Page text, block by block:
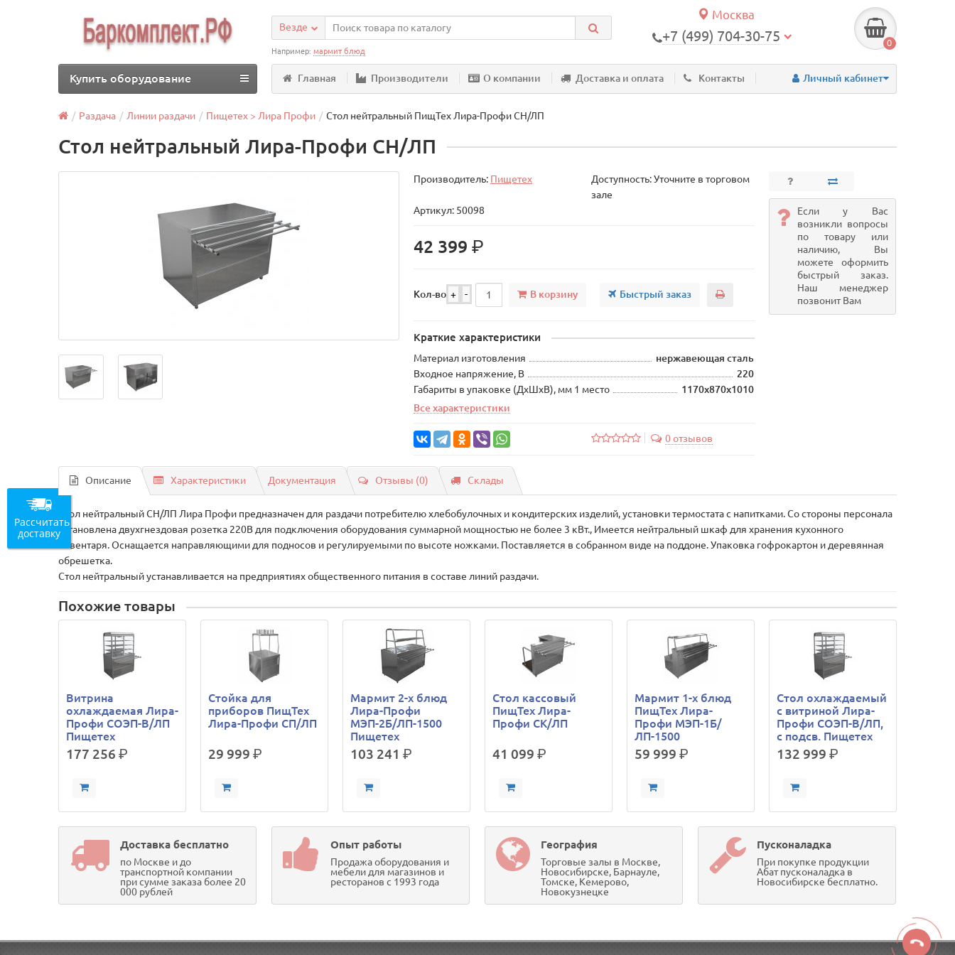
Москва
+7 (499) 704-30-75 0
Везде
Например:мармит блюд
Главная Производители О компании Доставка и оплата Контакты Личный кабинет
Купить оборудование
Раздача Линии раздачи Пищетех > Лира Профи Стол нейтральный ПищТех Лира-Профи СН/ЛП
Стол нейтральный Лира-Профи СН/ЛП
Производитель: Пищетех
Доступность: Уточните в торговом
зале
Артикул: 50098
42 399р.
Кол-во + - В корзину Быстрый заказ
Краткие характеристики
Материал изготовления
нержавеющая сталь
Входное напряжение, В
220
Габариты в упаковке (ДхШхВ), мм 1 место
1170х870х1010
Все характеристики
0 отзывов
Если у Вас
возникли вопросы
по товару или
наличию, Вы
можете оформить
быстрый заказ.
Наш менеджер
позвонит Вам
Описание Характеристики Документация Отзывы (0) Склады
Стол нейтральный СН/ЛП Лира Профи предназначен для раздачи потребителю хлебобулочных и кондитерских изделий, установки термостата с напитками. Со стороны персонала
установлена двухгнездовая розетка 220В для подключения оборудования суммарной мощностью не более 3 кВт., Имеется нейтральный шкаф для хранения кухонного
инвентаря. Оснащается направляющими для подносов и регулируемыми по высоте ножками. Поставляется в собранном виде на поддоне. Упаковка гофрокартон и деревянная
обрешетка.
Стол нейтральный устанавливается на предприятиях общественного питания в составе линий раздачи.
Похожие товары
Витрина
охлаждаемая Лира-
Профи СОЭП-В/ЛП
Пищетех
177 256р.
Стойка для
приборов ПищТех
Лира-Профи СП/ЛП
29 999р.
Мармит 2-х блюд
Лира-Профи
МЭП-2Б/ЛП-1500
Пищетех
103 241р.
Стол кассовый
ПищТех Лира-
Профи СК/ЛП
41 099р.
Мармит 1-х блюд
ПищТех Лира-
Профи МЭП-1Б/
ЛП-1500
59 999р.
Стол охлаждаемый
с витриной Лира-
Профи СОЭП-В/ЛП,
с подсв. Пищетех
132 999р.
Доставка бесплатно
по Москве и до
транспортной компании
при сумме заказа более 20
000 рублей
Опыт работы
Продажа оборудования и
мебели для магазинов и
ресторанов с 1993 года
География
Торговые залы в Москве,
Новосибирске, Барнауле,
Томске, Кемерово,
Новокузнецке
Пусконаладка
При покупке продукции
Абат пусконаладка в
Новосибирске бесплатно.
Рассчитать
доставку